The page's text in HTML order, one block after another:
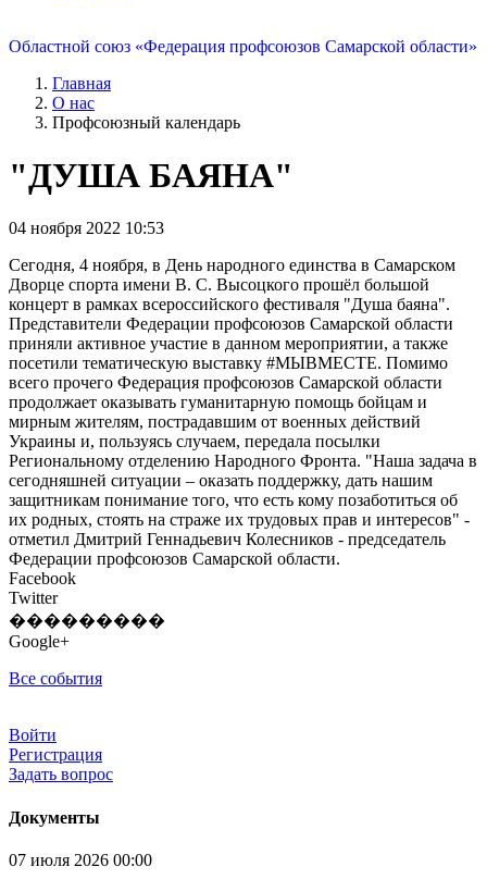
Областной союз «Федерация профсоюзов Самарской области»
Главная
О нас
Профсоюзный календарь
"ДУША БАЯНА"
04 ноября 2022 10:53
Сегодня, 4 ноября, в День народного единства в Самарском
Дворце спорта имени В. С. Высоцкого прошёл большой
концерт в рамках всероссийского фестиваля "Душа баяна".
Представители Федерации профсоюзов Самарской области
приняли активное участие в данном мероприятии, а также
посетили тематическую выставку #МЫВМЕСТЕ. Помимо
всего прочего Федерация профсоюзов Самарской области
продолжает оказывать гуманитарную помощь бойцам и
мирным жителям, пострадавшим от военных действий
Украины и, пользуясь случаем, передала посылки
Региональному отделению Народного Фронта. "Наша задача в
сегодняшней ситуации – оказать поддержку, дать нашим
защитникам понимание того, что есть кому позаботиться об
их родных, стоять на страже их трудовых прав и интересов" -
отметил Дмитрий Геннадьевич Колесников - председатель
Федерации профсоюзов Самарской области.
Facebook
Twitter
���������
Google+
Все события
Войти
Регистрация
Задать вопрос
Документы
07 июля 2026 00:00